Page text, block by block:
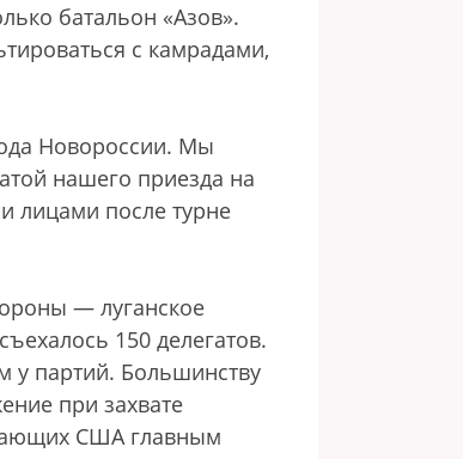
батальон «Азов».
с камрадами,
Новороссии. Мы
нашего приезда на
лицами после турне
— луганское
150 делегатов.
у партий. Большинству
при захвате
США главным